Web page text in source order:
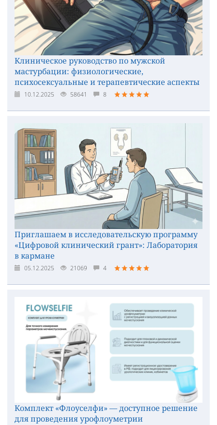
Клиническое руководство по мужской
мастурбации: физиологические,
психосексуальные и терапевтические аспекты
10.12.2025 58641 8
Приглашаем в исследовательскую программу
«Цифровой клинический грант»: Лаборатория
в кармане
05.12.2025 21069 4
Комплект «Флоуселфи» — доступное решение
для проведения урофлоуметрии